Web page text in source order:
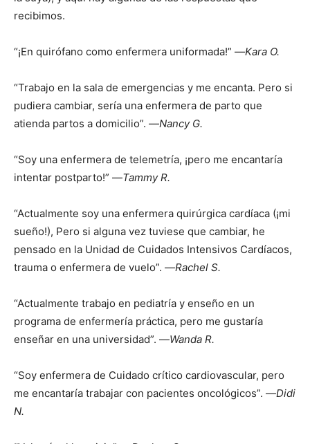
recibimos.
“¡En quirófano como enfermera uniformada!” —Kara O.
“Trabajo en la sala de emergencias y me encanta. Pero si
pudiera cambiar, sería una enfermera de parto que
atienda partos a domicilio”. —Nancy G.
“Soy una enfermera de telemetría, ¡pero me encantaría
intentar postparto!” —Tammy R.
“Actualmente soy una enfermera quirúrgica cardíaca (¡mi
sueño!), Pero si alguna vez tuviese que cambiar, he
pensado en la Unidad de Cuidados Intensivos Cardíacos,
trauma o enfermera de vuelo”. —Rachel S.
“Actualmente trabajo en pediatría y enseño en un
programa de enfermería práctica, pero me gustaría
enseñar en una universidad”. —Wanda R.
“Soy enfermera de Cuidado crítico cardiovascular, pero
me encantaría trabajar con pacientes oncológicos”. —Didi
N.